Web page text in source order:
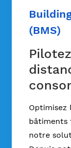
(BMS)
Optimisez
bâtiments
notre